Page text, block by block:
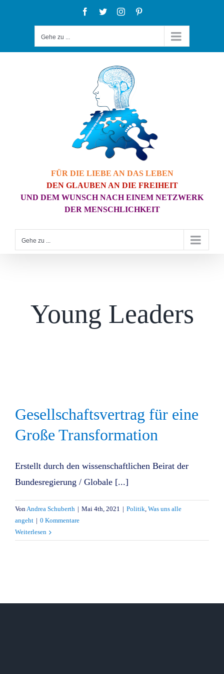
Facebook
TwitterInstagram
Gehe zu ...
FÜR DIE LIEBE AN DAS LEBEN
DEN GLAUBEN AN DIE FREIHEIT
UND DEM WUNSCH NACH EINEM NETZWERK
DER MENSCHLICHKEIT
Gehe zu ...
Young Leaders
Gesellschaftsvertrag für eine
Große Transformation
Erstellt durch den wissenschaftlichen Beirat der
Bundesregierung / Globale [...]
VonAndrea Schuberth | Mai 4th, 2021 | Politik, Was uns alle
angeht | 0 Kommentare
Weiterlesen